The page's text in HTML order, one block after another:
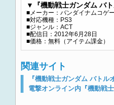
▼『機動戦士ガンダム バ
■メーカー：バンダイナムコゲ
■対応機種：PS3
■ジャンル：ACT
■配信日：2012年6月28日
■価格：無料（アイテム課金）
関連サイト
『機動戦士ガンダム バト
電撃オンライン内『機動戦